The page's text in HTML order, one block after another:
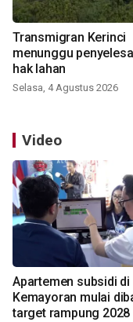
Transmigran Kerinci
menunggu
hak lahan
Selasa, 4 Agustus 2026
Video
Apartemen subsidi di
Kemayoran mulai
target rampung 2028